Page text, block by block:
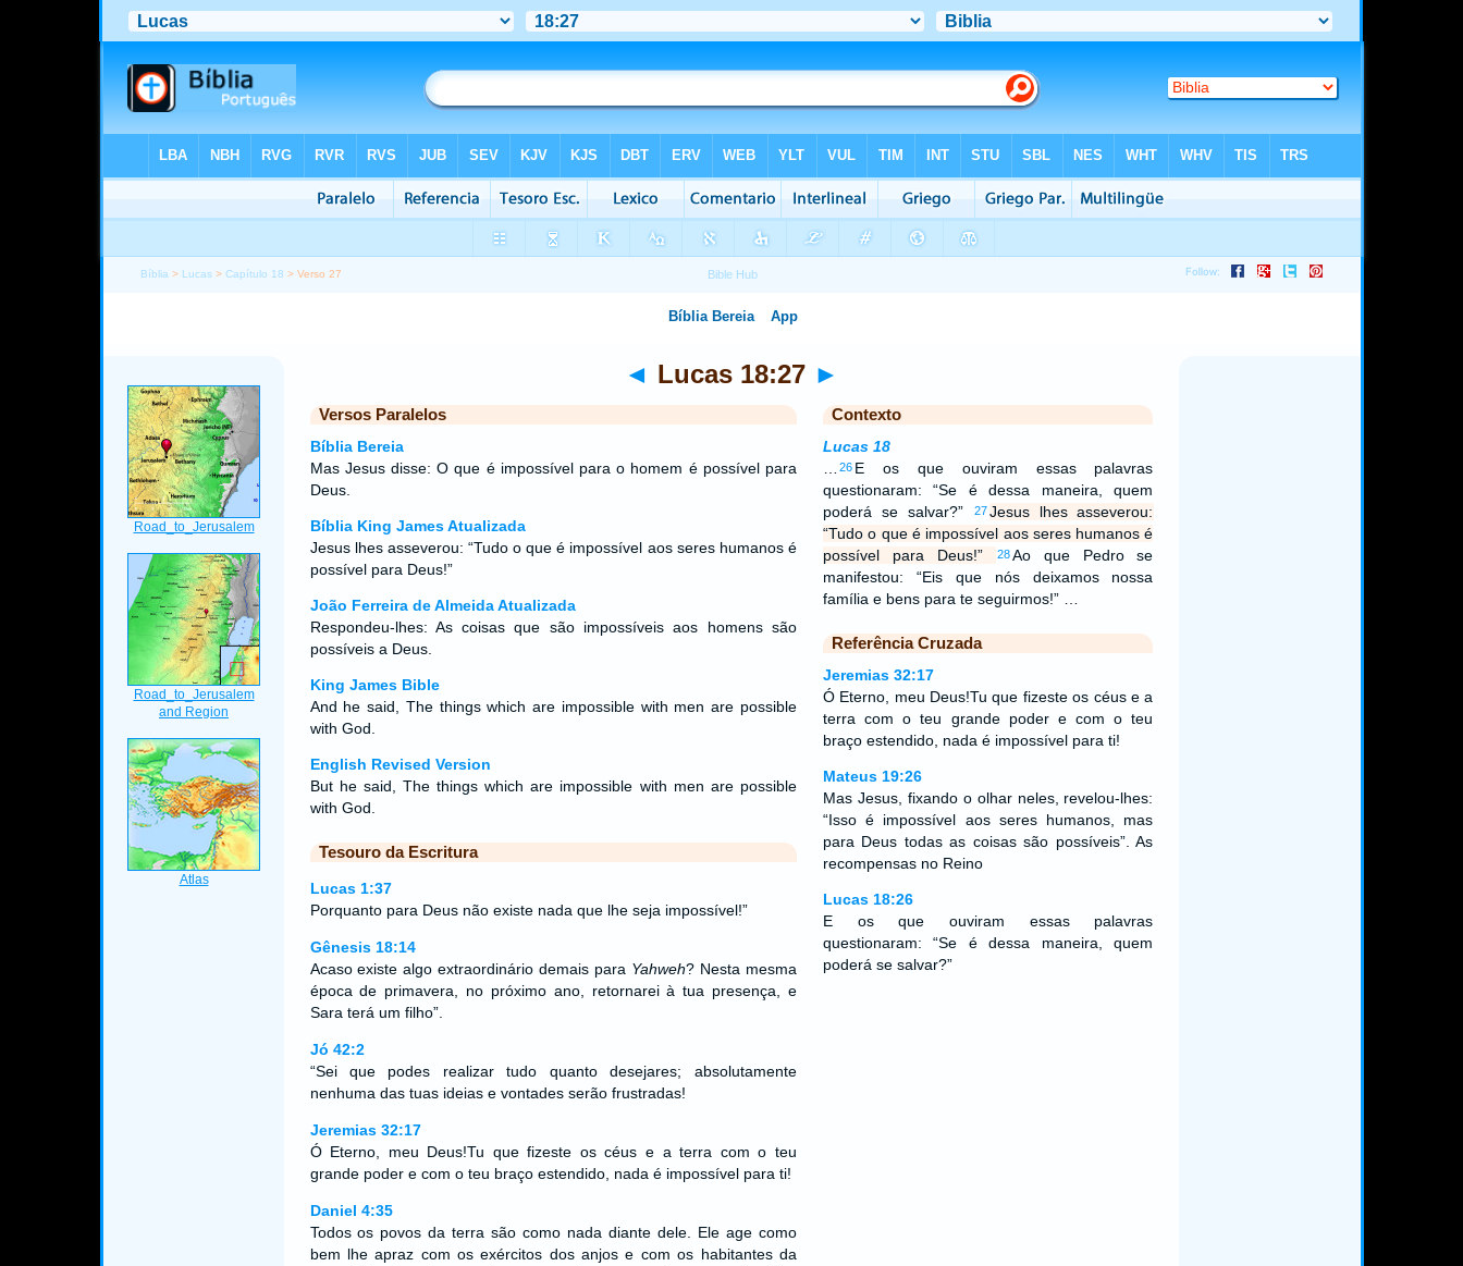
Bíblia > Lucas >Capítulo 18 > Verso 27
◄ Lucas 18:27 ►
Versos Paralelos
Bíblia Bereia
Mas Jesus disse: O que é impossível para o homem é possível para
Deus.
Bíblia King James Atualizada
Jesus lhes asseverou: “Tudo o que é impossível aos seres humanos é
possível para Deus!”
João Ferreira de Almeida Atualizada
Respondeu-lhes: As coisas que são impossíveis aos homens são
possíveis a Deus.
King James Bible
And he said, The things which are impossible with men are possible
with God.
English Revised Version
But he said, The things which are impossible with men are possible
with God.
Tesouro da Escritura
Lucas 1:37
Porquanto para Deus não existe nada que lhe seja impossível!”
Gênesis 18:14
Acaso existe algo extraordinário demais para Yahweh? Nesta mesma
época de primavera, no próximo ano, retornarei à tua presença, e
Sara terá um filho”.
Jó 42:2
“Sei que podes realizar tudo quanto desejares; absolutamente
nenhuma das tuas ideias e vontades serão frustradas!
Jeremias 32:17
Ó Eterno, meu Deus!Tu que fizeste os céus e a terra com o teu
grande poder e com o teu braço estendido, nada é impossível para ti!
Daniel 4:35
Todos os povos da terra são como nada diante dele. Ele age como
bem lhe apraz com os exércitos dos anjos e com os habitantes da
Contexto
Lucas 18
26 E os que ouviram essas palavras
questionaram: “Se é dessa maneira, quem
poderá se salvar?”
27Jesus lhes asseverou:
“Tudo o que é impossível aos seres humanos é
possível para Deus!”
28Ao que Pedro se
manifestou: “Eis que nós deixamos nossa
família e bens para te seguirmos!” …
Referência Cruzada
Jeremias 32:17
Ó Eterno, meu Deus!Tu que fizeste os céus e a
terra com o teu grande poder e com o teu
braço estendido, nada é impossível para ti!
Mateus 19:26
Mas Jesus, fixando o olhar neles, revelou-lhes:
“Isso é impossível aos seres humanos, mas
para Deus todas as coisas são possíveis”. As
recompensas no Reino
Lucas 18:26
E os que ouviram essas palavras
questionaram: “Se é dessa maneira, quem
poderá se salvar?”